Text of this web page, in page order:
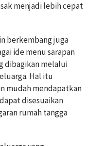
menjadi lebih cepat
berkembang juga
ide menu sarapan
dibagikan melalui
Hal itu
mudah mendapatkan
disesuaikan
rumah tangga